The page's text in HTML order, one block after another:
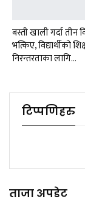
बस्ती खाली गर्दा तीन
भत्किए, विद्यार्थीको
निरन्तरताका लागि…
टिप्पणिहरु
ताजा अपडेट